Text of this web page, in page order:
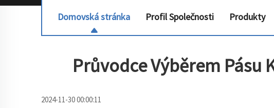
Domovská stránka Profil Společnosti Produkty
Průvodce Výběrem Pásu
2024-11-30 00:00:11